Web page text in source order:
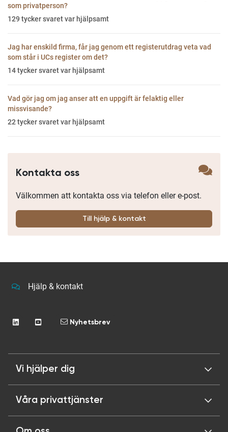
som privatperson?
129 tycker svaret var hjälpsamt
Jag har enskild firma, får jag genom ett registerutdrag veta vad
som står i UCs register om det?
14tycker svaret var hjälpsamt
Vad gör jag om jag anser att en uppgift är felaktig eller
missvisande?
22tycker svaret var hjälpsamt
Kontakta oss
Välkommen att kontakta oss via telefon eller e-post.
Till hjälp & kontakt
Hjälp & kontakt
Nyhetsbrev
Vi hjälper dig
Våra privattjänster